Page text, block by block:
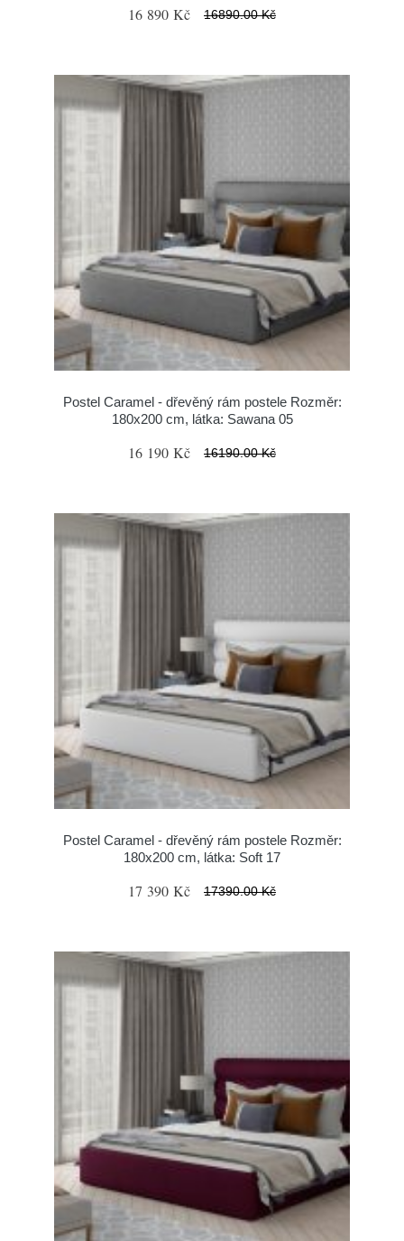
16 890 Kč 16890.00 Kč
Postel Caramel - dřevěný rám postele Rozměr:
180x200 cm, látka: Sawana 05
16 190 Kč 16190.00 Kč
Postel Caramel - dřevěný rám postele Rozměr:
180x200 cm, látka: Soft 17
17 390 Kč 17390.00 Kč